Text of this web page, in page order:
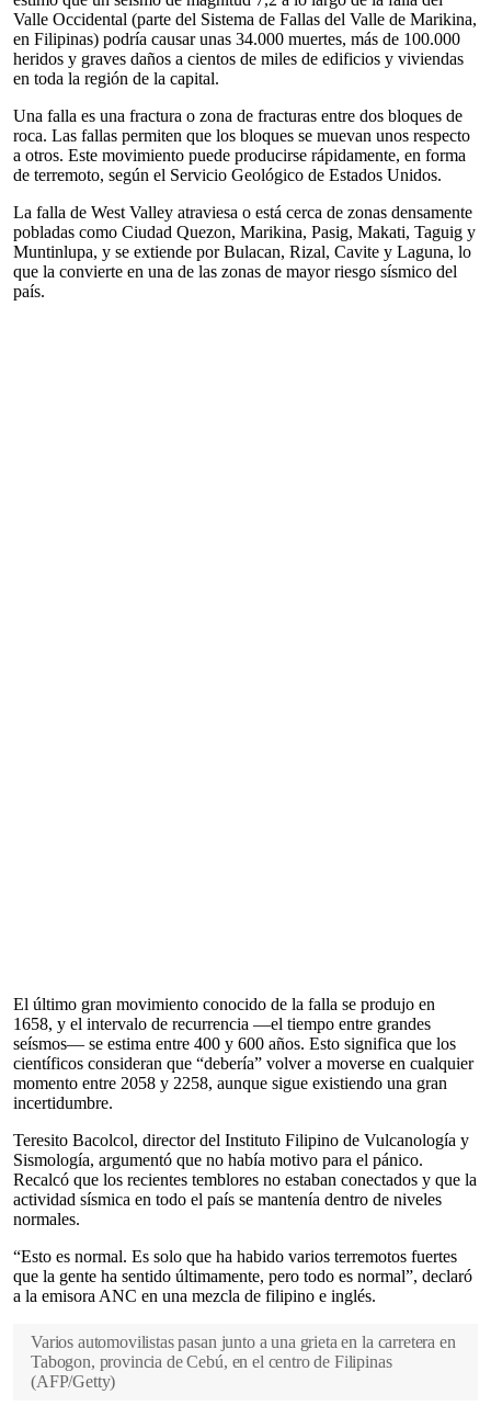
Valle Occidental (parte del Sistema de Fallas del Valle de Marikina,
en Filipinas) podría causar unas 34.000 muertes, más de 100.000
heridos y graves daños a cientos de miles de edificios y viviendas
en toda la región de la capital.
Una falla es una fractura o zona de fracturas entre dos bloques de
roca. Las fallas permiten que los bloques se muevan unos respecto
a otros. Este movimiento puede producirse rápidamente, en forma
de terremoto, según el Servicio Geológico de Estados Unidos.
La falla de West Valley atraviesa o está cerca de zonas densamente
pobladas como Ciudad Quezon, Marikina, Pasig, Makati, Taguig y
Muntinlupa, y se extiende por Bulacan, Rizal, Cavite y Laguna, lo
que la convierte en una de las zonas de mayor riesgo sísmico del
país.
El último gran movimiento conocido de la falla se produjo en
1658, y el intervalo de recurrencia —el tiempo entre grandes
seísmos— se estima entre 400 y 600 años. Esto significa que los
científicos consideran que “debería” volver a moverse en cualquier
momento entre 2058 y 2258, aunque sigue existiendo una gran
incertidumbre.
Teresito Bacolcol, director del Instituto Filipino de Vulcanología y
Sismología, argumentó que no había motivo para el pánico.
Recalcó que los recientes temblores no estaban conectados y que la
actividad sísmica en todo el país se mantenía dentro de niveles
normales.
“Esto es normal. Es solo que ha habido varios terremotos fuertes
que la gente ha sentido últimamente, pero todo es normal”, declaró
a la emisora ANC en una mezcla de filipino e inglés.
Varios automovilistas pasan junto a una grieta en la carretera en
Tabogon, provincia de Cebú, en el centro de Filipinas
(AFP/Getty)